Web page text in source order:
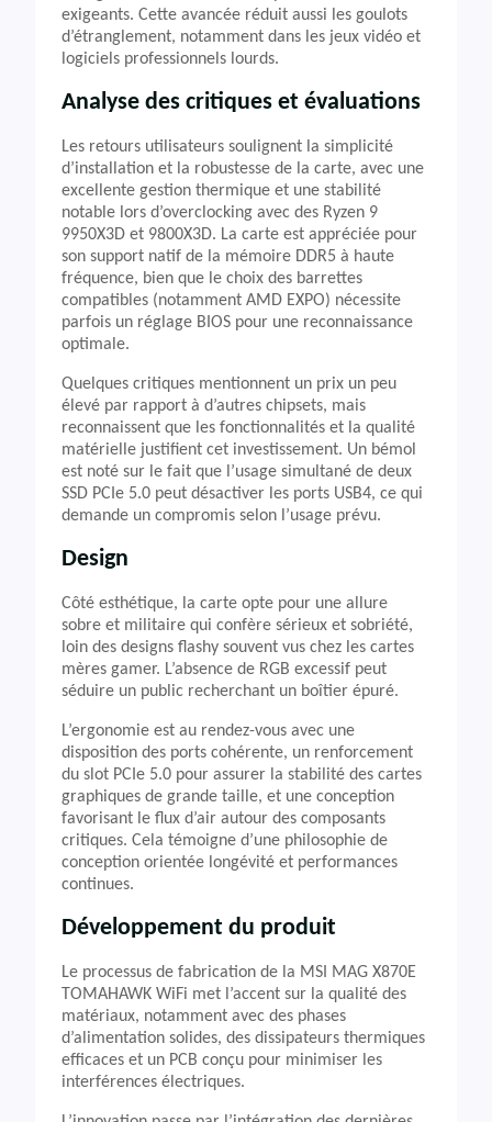
exigeants. Cette avancée réduit aussi les goulots
d’étranglement, notamment dans les jeux vidéo et
logiciels professionnels lourds.
Analyse des critiques et évaluations
Les retours utilisateurs soulignent la simplicité
d’installation et la robustesse de la carte, avec une
excellente gestion thermique et une stabilité
notable lors d’overclocking avec des Ryzen 9
9950X3D et 9800X3D. La carte est appréciée pour
son support natif de la mémoire DDR5 à haute
fréquence, bien que le choix des barrettes
compatibles (notamment AMD EXPO) nécessite
parfois un réglage BIOS pour une reconnaissance
optimale.
Quelques critiques mentionnent un prix un peu
élevé par rapport à d’autres chipsets, mais
reconnaissent que les fonctionnalités et la qualité
matérielle justifient cet investissement. Un bémol
est noté sur le fait que l’usage simultané de deux
SSD PCIe 5.0 peut désactiver les ports USB4, ce qui
demande un compromis selon l’usage prévu.
Design
Côté esthétique, la carte opte pour une allure
sobre et militaire qui confère sérieux et sobriété,
loin des designs flashy souvent vus chez les cartes
mères gamer. L’absence de RGB excessif peut
séduire un public recherchant un boîtier épuré.
L’ergonomie est au rendez-vous avec une
disposition des ports cohérente, un renforcement
du slot PCIe 5.0 pour assurer la stabilité des cartes
graphiques de grande taille, et une conception
favorisant le flux d’air autour des composants
critiques. Cela témoigne d’une philosophie de
conception orientée longévité et performances
continues.
Développement du produit
Le processus de fabrication de la MSI MAG X870E
TOMAHAWK WiFi met l’accent sur la qualité des
matériaux, notamment avec des phases
d’alimentation solides, des dissipateurs thermiques
efficaces et un PCB conçu pour minimiser les
interférences électriques.